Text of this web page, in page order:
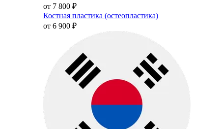
от 7 800 ₽
Костная пластика (остеопластика)
от 6 900 ₽